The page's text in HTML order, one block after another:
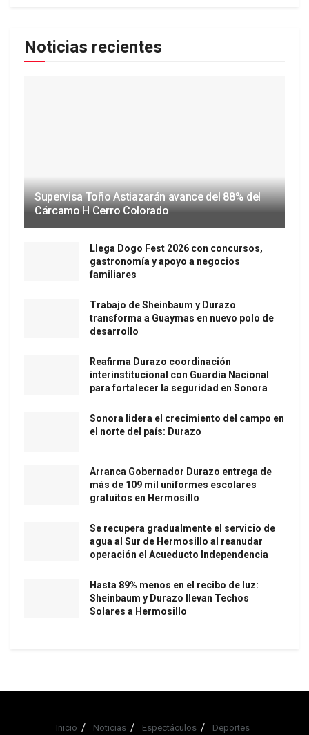
Noticias recientes
Supervisa Toño Astiazarán avance del 88% del
Cárcamo H Cerro Colorado
Llega Dogo Fest 2026 con concursos,
gastronomía y apoyo a negocios
familiares
Trabajo de Sheinbaum y Durazo
transforma a Guaymas en nuevo polo de
desarrollo
Reafirma Durazo coordinación
interinstitucional con Guardia Nacional
para fortalecer la seguridad en Sonora
Sonora lidera el crecimiento del campo en
el norte del país: Durazo
Arranca Gobernador Durazo entrega de
más de 109 mil uniformes escolares
gratuitos en Hermosillo
Se recupera gradualmente el servicio de
agua al Sur de Hermosillo al reanudar
operación el Acueducto Independencia
Hasta 89% menos en el recibo de luz:
Sheinbaum y Durazo llevan Techos
Solares a Hermosillo
Inicio Noticias Espectáculos Deportes